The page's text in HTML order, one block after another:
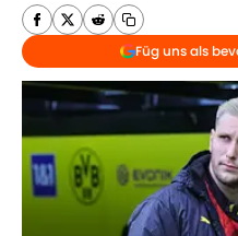
Füg uns als